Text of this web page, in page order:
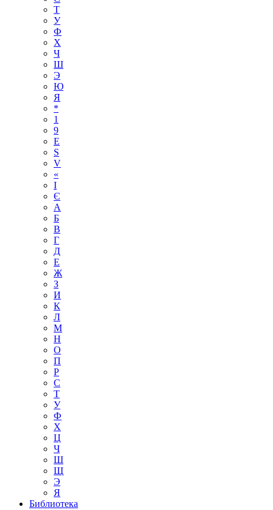
Т
У
Ф
Х
Ч
Ш
Э
Ю
Я
*
1
9
E
S
V
«
І
Є
А
Б
В
Г
Д
Е
Ж
З
И
К
Л
М
Н
О
П
Р
С
Т
У
Ф
Х
Ц
Ч
Ш
Щ
Э
Я
Библиотека